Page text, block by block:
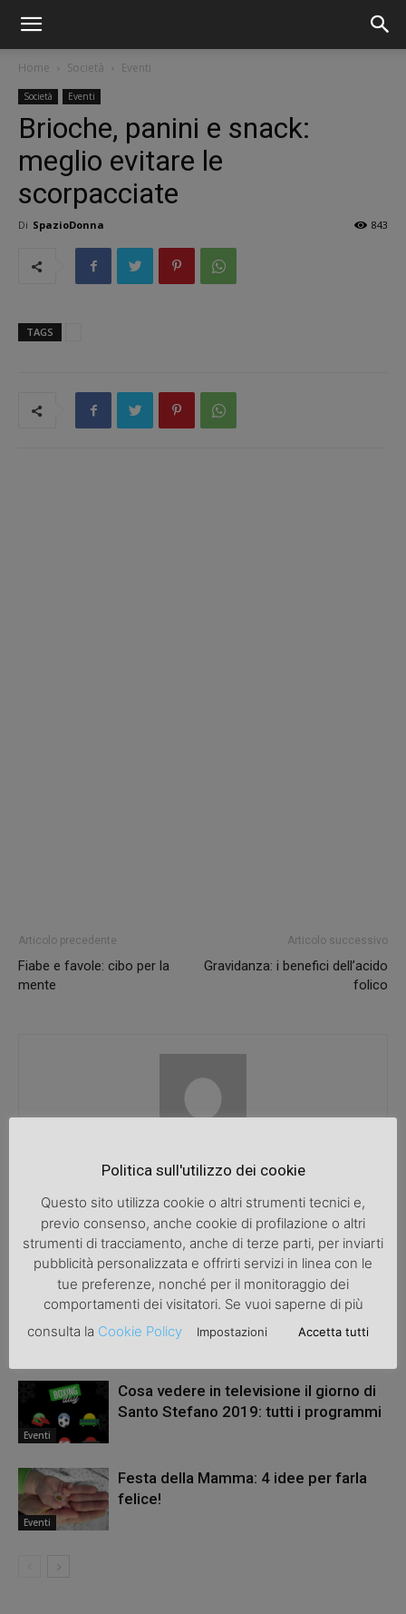
Home Società Eventi
Società Eventi
Brioche, panini e snack:
meglio evitare le
scorpacciate
Di SpazioDonna 843
TAGS
Articolo precedente
Fiabe e favole: cibo per la
mente
Articolo successivo
Gravidanza: i benefici dell’acido
folico
SpazioDonna
ARTICOLI CORRELATI ALTRO DALL'AUTORE
Guida completa all’organizzazione di
una festa di compleanno outdoor
Eventi
Cosa vedere in televisione il giorno di
Santo Stefano 2019: tutti i programmi
Eventi
Festa della Mamma: 4 idee per farla
felice!
Politica sull'utilizzo dei cookie
Questo sito utilizza cookie o altri strumenti tecnici e,
previo consenso, anche cookie di profilazione o altri
strumenti di tracciamento, anche di terze parti, per inviarti
pubblicità personalizzata e offrirti servizi in linea con le
tue preferenze, nonché per il monitoraggio dei
comportamenti dei visitatori. Se vuoi saperne di più
consulta la Cookie Policy Impostazioni Accetta tutti